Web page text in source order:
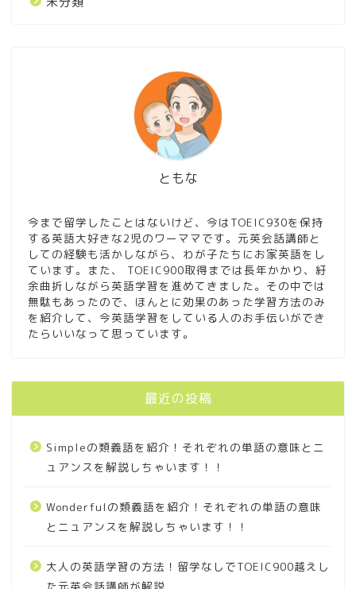
ともな
今まで留学したことはないけど、今はTOEIC930を保持
する英語大好きな2児のワーママです。元英会話講師と
しての経験も活かしながら、わが子たちにお家英語をし
ています。また、 TOEIC900取得までは長年かかり、紆
余曲折しながら英語学習を進めてきました。その中では
無駄もあったので、ほんとに効果のあった学習方法のみ
を紹介して、今英語学習をしている人のお手伝いができ
たらいいなって思っています。
最近の投稿
Simpleの類義語を紹介！それぞれの単語の意味とニ
ュアンスを解説しちゃいます！！
Wonderfulの類義語を紹介！それぞれの単語の意味
とニュアンスを解説しちゃいます！！
大人の英語学習の方法！留学なしでTOEIC900越えし
幼児英語絵本おすすめ！子
どもが楽しめる英語の絵本
を7項目別に紹介
楽天ABCmouseの口コミや
評判は高評価多し！その理
析！
スタディサプリビジネス英
語コースの口コミを
TOEIC900越え元英会話講
師が徹底分析
学習の取入れ方も教えちゃ
【厳選３冊】英語のおもし
ろい絵本の紹介！クスっと
身体の部位を英語絵本で楽